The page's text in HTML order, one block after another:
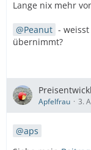
Lange nix mehr
Peanut -
übernimmt?
Apfelfrau 3.
aps